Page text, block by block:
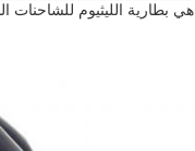
بطارية الليثيوم للشاحنات